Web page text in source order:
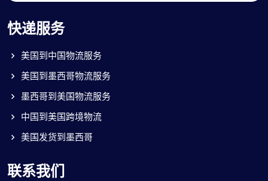
快递服务
美国到中国物流服务
美国到墨西哥物流服务
墨西哥到美国物流服务
中国到美国跨境物流
美国发货到墨西哥
联系我们